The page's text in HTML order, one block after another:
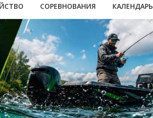
СОРЕВНОВАНИЯ КАЛЕНДАРЬ